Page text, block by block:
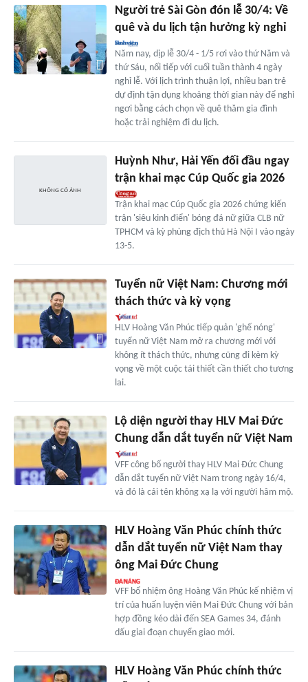
Người trẻ Sài Gòn đón lễ 30/4: Về
quê và du lịch tận hưởng kỳ nghỉ
Năm nay, dịp lễ 30/4 - 1/5 rơi vào thứ Năm và
thứ Sáu, nối tiếp với cuối tuần thành 4 ngày
nghỉ lễ. Với lịch trình thuận lợi, nhiều bạn trẻ
dự định tận dụng khoảng thời gian này để nghỉ
ngơi bằng cách chọn về quê thăm gia đình
hoặc trải nghiệm đi du lịch.
Huỳnh Như, Hải Yến đối đầu ngay
trận khai mạc Cúp Quốc gia 2026
Trận khai mạc Cúp Quốc gia 2026 chứng kiến
trận 'siêu kinh điển' bóng đá nữ giữa CLB nữ
TPHCM và kỳ phùng địch thủ Hà Nội I vào ngày
13-5.
Tuyển nữ Việt Nam: Chương mới
thách thức và kỳ vọng
HLV Hoàng Văn Phúc tiếp quản 'ghế nóng'
tuyển nữ Việt Nam mở ra chương mới với
không ít thách thức, nhưng cũng đi kèm kỳ
vọng về một cuộc tái thiết cần thiết cho tương
lai.
Lộ diện người thay HLV Mai Đức
Chung dẫn dắt tuyển nữ Việt Nam
VFF công bố người thay HLV Mai Đức Chung
dẫn dắt tuyển nữ Việt Nam trong ngày 16/4,
và đó là cái tên không xạ lạ với người hâm mộ.
HLV Hoàng Văn Phúc chính thức
dẫn dắt tuyển nữ Việt Nam thay
ông Mai Đức Chung
VFF bổ nhiệm ông Hoàng Văn Phúc kế nhiệm vị
trí của huấn luyện viên Mai Đức Chung với bản
hợp đồng kéo dài đến SEA Games 34, đánh
dấu giai đoạn chuyển giao mới.
HLV Hoàng Văn Phúc chính thức